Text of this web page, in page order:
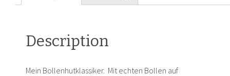
Description
Mein Bollenhutklassiker. Mit echten Bollen auf